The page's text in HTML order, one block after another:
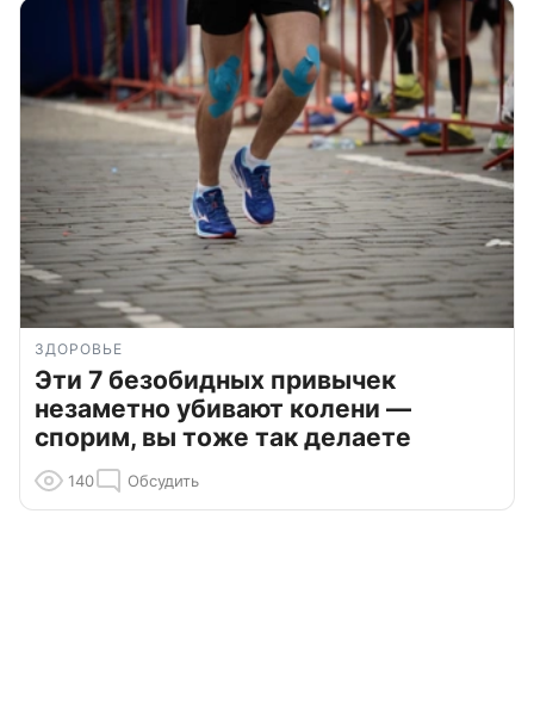
ЗДОРОВЬЕ
Эти 7 безобидных привычек
незаметно убивают колени —
спорим, вы тоже так делаете
140 Обсудить